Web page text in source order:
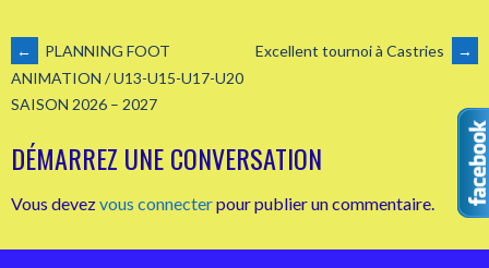
NAVIGATION
DES
ARTICLES
←
PLANNING FOOT
ANIMATION / U13-U15-U17-U20
SAISON 2026 – 2027
Excellent tournoi à Castries →
DÉMARREZ UNE CONVERSATION
Vous devezvous connecterpour publier un commentaire.